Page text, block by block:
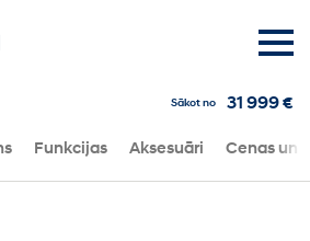
Funkcijas Aksesuāri Cenas un
Sākot no 31 999 €